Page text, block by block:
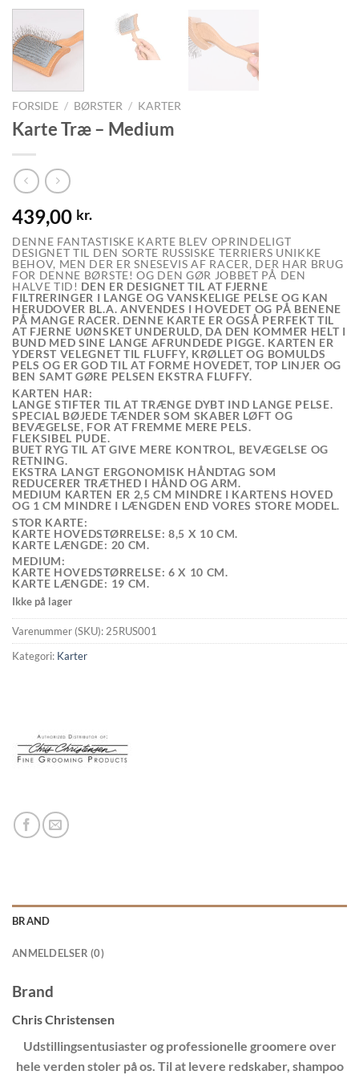
FORSIDE / BØRSTER / KARTER
Karte Træ – Medium
439,00 kr.
DENNE FANTASTISKE KARTE BLEV OPRINDELIGT
DESIGNET TIL DEN SORTE RUSSISKE TERRIERS UNIKKE
BEHOV, MEN DER ER SNESEVIS AF RACER, DER HAR BRUG
FOR DENNE BØRSTE! OG DEN GØR JOBBET PÅ DEN
HALVE TID! DEN ER DESIGNET TIL AT FJERNE
FILTRERINGER I LANGE OG VANSKELIGE PELSE OG KAN
HERUDOVER BL.A. ANVENDES I HOVEDET OG PÅ BENENE
PÅ MANGE RACER. DENNE KARTE ER OGSÅ PERFEKT TIL
AT FJERNE UØNSKET UNDERULD, DA DEN KOMMER HELT I
BUND MED SINE LANGE AFRUNDEDE PIGGE. KARTEN ER
YDERST VELEGNET TIL FLUFFY, KRØLLET OG BOMULDS
PELS OG ER GOD TIL AT FORME HOVEDET, TOP LINJER OG
BEN SAMT GØRE PELSEN EKSTRA FLUFFY.
KARTEN HAR:
LANGE STIFTER TIL AT TRÆNGE DYBT IND LANGE PELSE.
SPECIAL BØJEDE TÆNDER SOM SKABER LØFT OG
BEVÆGELSE, FOR AT FREMME MERE PELS.
FLEKSIBEL PUDE.
BUET RYG TIL AT GIVE MERE KONTROL, BEVÆGELSE OG
RETNING.
EKSTRA LANGT ERGONOMISK HÅNDTAG SOM
REDUCERER TRÆTHED I HÅND OG ARM.
MEDIUM KARTEN ER 2,5 CM MINDRE I KARTENS HOVED
OG 1 CM MINDRE I LÆNGDEN END VORES STORE MODEL.
STOR KARTE:
KARTE HOVEDSTØRRELSE: 8,5 X 10 CM.
KARTE LÆNGDE: 20 CM.
MEDIUM:
KARTE HOVEDSTØRRELSE: 6 X 10 CM.
KARTE LÆNGDE: 19 CM.
Ikke på lager
Varenummer (SKU): 25RUS001
Kategori: Karter
BRAND
ANMELDELSER (0)
Brand
Chris Christensen
Udstillingsentusiaster og professionelle groomere over
hele verden stoler på os. Til at levere redskaber, shampoo